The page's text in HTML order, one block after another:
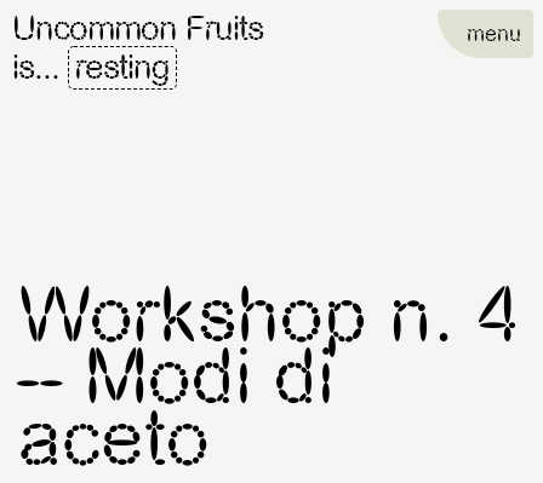
Uncommon Fruits
is... resting
menu
Workshop n. 4
– Modi di
aceto